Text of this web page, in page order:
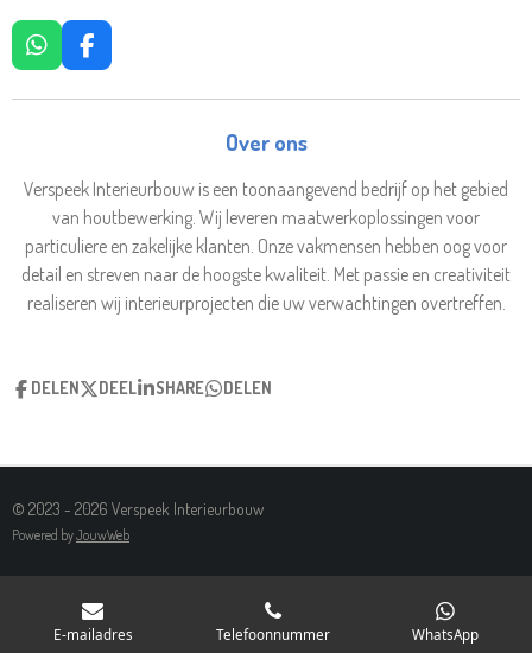
W
H
A
P
F
A
C
O
K
Over ons
Verspeek Interieurbouw is een toonaangevend bedrijf op het gebied
van houtbewerking. Wij leveren maatwerkoplossingen voor
particuliere en zakelijke klanten. Onze vakmensen hebben oog voor
detail en streven naar de hoogste kwaliteit. Met passie en creativiteit
realiseren wij interieurprojecten die uw verwachtingen overtreffen.
DELEN DEEL SHARE DELEN
© 2023 - 2026 Verspeek Interieurbouw
Powered byJouwWeb
E-mailadres Telefoonnummer WhatsApp